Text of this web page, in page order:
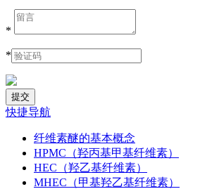
*
*
快捷导航
纤维素醚的基本概念
HPMC（羟丙基甲基纤维素）
HEC（羟乙基纤维素）
MHEC（甲基羟乙基纤维素）